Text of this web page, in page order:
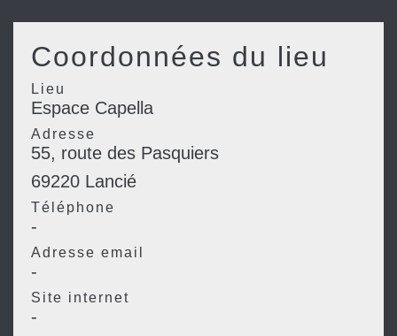
Coordonnées du lieu
Lieu
Espace Capella
Adresse
55, route des Pasquiers
69220 Lancié
Téléphone
-
Adresse email
-
Site internet
-